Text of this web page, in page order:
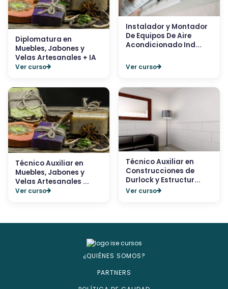
Diplomatura en
Muebles, Jabones y
Velas Artesanales + IA
Ver curso
Instalador y Montador
De Equipos De Aire
Acondicionado Ind...
Ver curso
Técnico Auxiliar en
Muebles, Jabones y
Velas Artesanales ...
Ver curso
Técnico Auxiliar en
Construcciones de
Durlock y Estructur...
Ver curso
¿QUIÉNES SOMOS?
PARTNERS